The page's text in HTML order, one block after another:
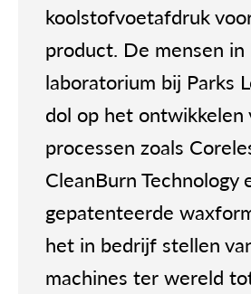
koolstofvoetafdruk
product. De mensen
laboratorium bij Parks
dol op het ontwikkelen
processen zoals
CleanBurn Technology
gepatenteerde
het in bedrijf stellen
machines ter wereld